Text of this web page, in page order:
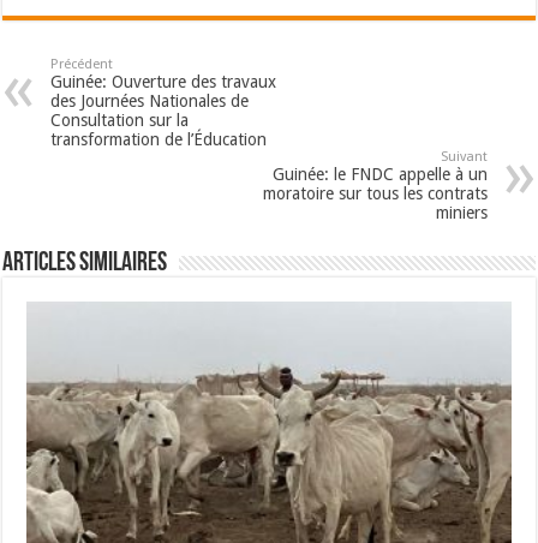
Précédent
Guinée: Ouverture des travaux
des Journées Nationales de
Consultation sur la
transformation de l’Éducation
Suivant
Guinée: le FNDC appelle à un
moratoire sur tous les contrats
miniers
Articles Similaires